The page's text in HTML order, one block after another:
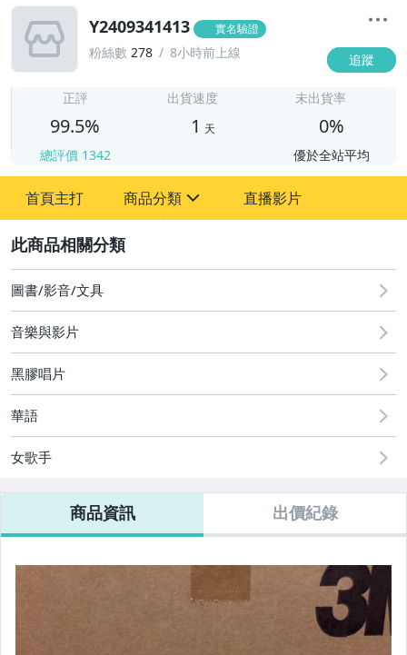
Y2409341413 實名驗證
粉絲數 278 8小時前上線 追蹤
正評
99.5%
總評價 1342
出貨速度
1 天
未出貨率
0%
優於全站平均
首頁主打 商品分類
圖書/影音/文具
玩具、模型與公仔
電玩遊戲與主機
直播影片
圖書/影音/文具
音樂與影片
黑膠唱片
華語
女歌手
商品資訊 出價紀錄